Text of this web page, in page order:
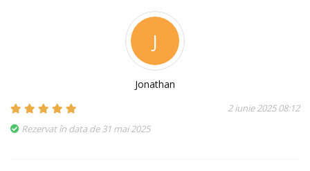
J
Jonathan
2 iunie 2025 08:12
Rezervat în data de 31 mai 2025